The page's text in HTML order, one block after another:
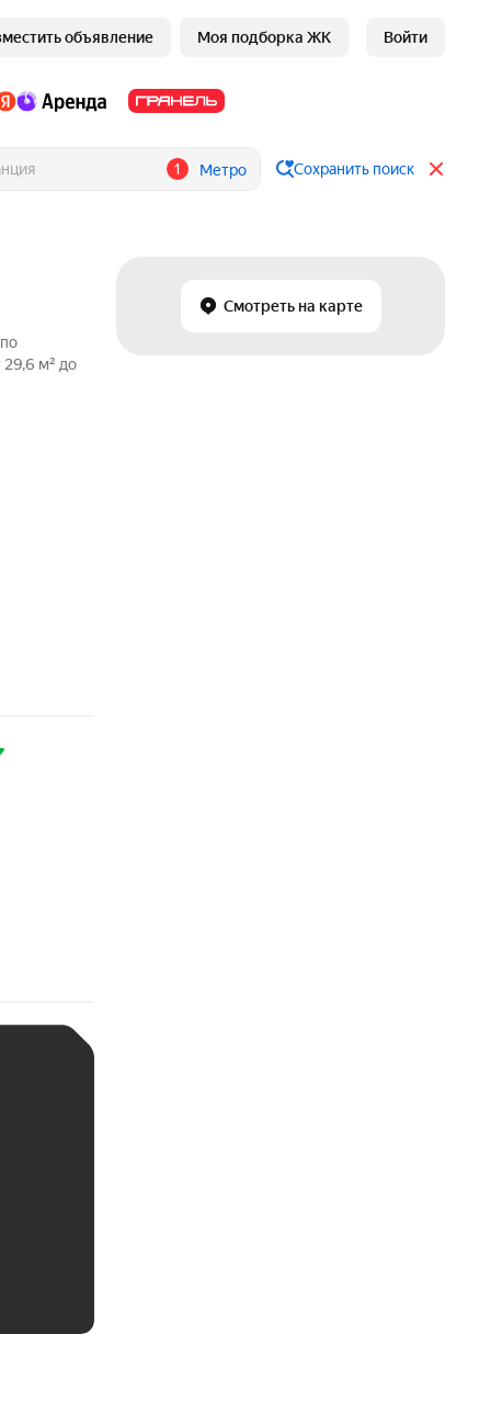
объявление Моя подборка ЖК Войти
1 Метро Сохранить поиск
Смотреть на карте
м² до